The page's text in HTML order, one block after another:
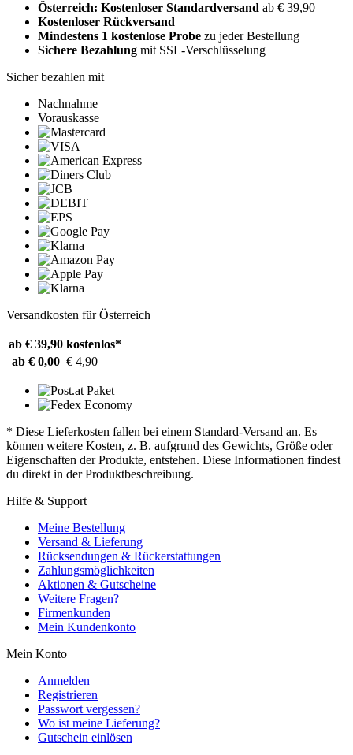
Österreich: Kostenloser Standardversand ab € 39,90
Kostenloser Rückversand
Mindestens 1 kostenlose Probe zu jeder Bestellung
Sichere Bezahlung mit SSL-Verschlüsselung
Sicher bezahlen mit
Nachnahme
Vorauskasse
Versandkosten für Österreich
ab € 39,90 kostenlos*
ab € 0,00 € 4,90
* Diese Lieferkosten fallen bei einem Standard-Versand an. Es
können weitere Kosten, z. B. aufgrund des Gewichts, Größe oder
Eigenschaften der Produkte, entstehen. Diese Informationen findest
du direkt in der Produktbeschreibung.
Hilfe & Support
Meine Bestellung
Versand & Lieferung
Rücksendungen & Rückerstattungen
Zahlungsmöglichkeiten
Aktionen & Gutscheine
Weitere Fragen?
Firmenkunden
Mein Kundenkonto
Mein Konto
Anmelden
Registrieren
Passwort vergessen?
Wo ist meine Lieferung?
Gutschein einlösen